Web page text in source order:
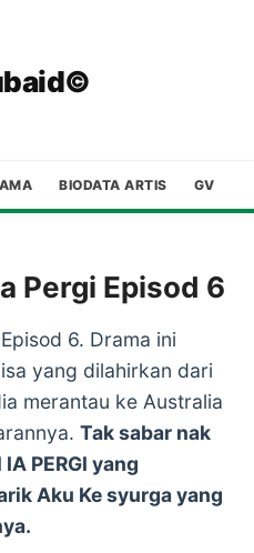
BIODATA ARTIS GV
Pergi Episod 6
6. Drama ini
yang dilahirkan dari
merantau ke Australia
Tak sabar nak
PERGI yang
Aku Ke syurga yang